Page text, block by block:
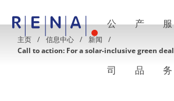
公
司
产
品
服
务
EN DE CN
公司
主页 信息中心
新闻
Call to action: For a solar-inclusive green deal